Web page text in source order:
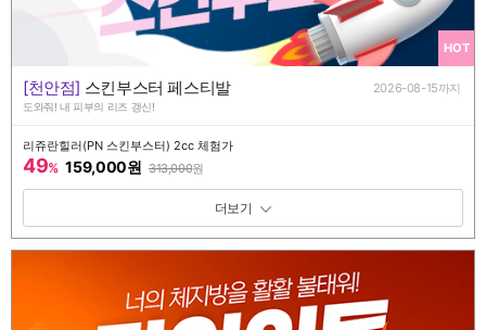
HOT
[천안점] 스킨부스터 페스티발 2026-08-15까지
도와줘! 내 피부의 리즈 갱신!
리쥬란힐러(PN 스킨부스터) 2cc 체험가
49% 159,000원 313,000원
패키지 보기 토글